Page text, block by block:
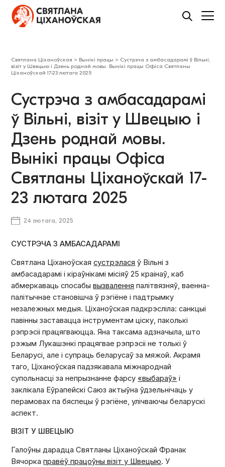
Святлана Ціханоўская > Вынікі працы > Сустрэча з амбасадарамі ў Вільні,
візіт у Швецыю і Дзень роднай мовы. Вынікі працы Офіса Святланы
Ціханоўскай 17-23 лютага 2025
Сустрэча з амбасадарамі
ў Вільні, візіт у Швецыю і
Дзень роднай мовы.
Вынікі працы Офіса
Святланы Ціханоўскай 17-
23 лютага 2025
24 лютага, 2025
СУСТРЭЧА З АМБАСАДАРАМІ
Святлана Ціханоўскаясустрэлася ў Вільні з
амбасадарамі і кіраўнікамі місіяў 25 краінаў, каб
абмеркаваць спосабывызвалення палітвязняў, ваенна-
палітычнае становішча ў рэгіёне і падтрымку
незалежных медыя. Ціханоўская падкрэсліла: санкцыі
павінны заставацца інструментам ціску, паколькі
рэпрэсіі працягваюцца. Яна таксама адзначыла, што
рэжым Лукашэнкі працягвае рэпрэсіі не толькі ў
Беларусі, але і супраць беларусаў за мяжой. Акрамя
таго, Ціханоўская падзякавала міжнароднай
супольнасці за непрызнанне фарсу «выбараў» і
заклікала Еўрапейскі Саюз актыўна ўдзельнічаць у
перамовах па бяспецы ў рэгіёне, улічваючы беларускі
аспект.
ВІЗІТ У ШВЕЦЫЮ
Галоўны дарадца Святланы Ціханоўскай Франак
Вячоркаправёў працоўны візіт у Швецыю.У